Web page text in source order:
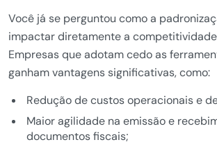
Você já se perguntou como a
impactar diretamente a
Empresas que adotam cedo as
ganham vantagens significativas, como:
Redução de custos operacionais e
Maior agilidade na emissão e
documentos fiscais;